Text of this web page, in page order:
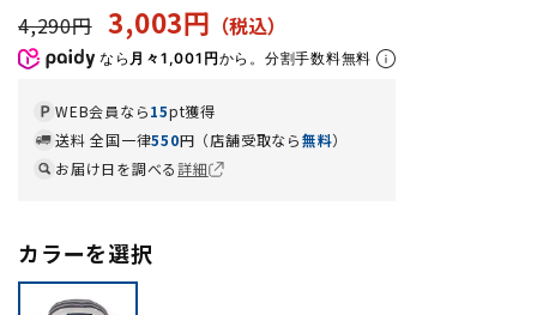
4,290円 3,003円
なら 月々1,001円から。分割手数料無料
WEB会員なら15pt獲得
送料 全国一律550円（店舗受取なら無料）
お届け日を調べる詳細
カラーを選択